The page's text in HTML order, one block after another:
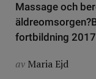
Massage och
fortbildning
av Maria Ejd